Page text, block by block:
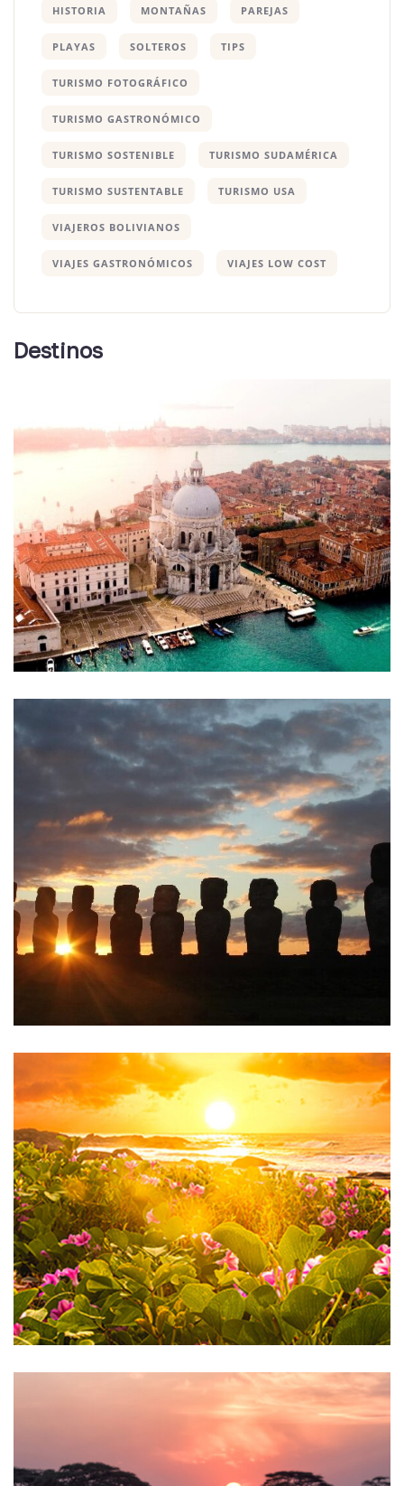
HISTORIA MONTAÑAS PAREJAS
PLAYAS SOLTEROS TIPS
TURISMO FOTOGRÁFICO
TURISMO GASTRONÓMICO
TURISMO SOSTENIBLE TURISMO SUDAMÉRICA
TURISMO SUSTENTABLE TURISMO USA
VIAJEROS BOLIVIANOS
VIAJES GASTRONÓMICOS VIAJES LOW COST
Destinos
Europa
Chile
Bolivia